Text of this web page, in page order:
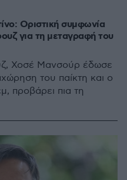
Οριστική συμφωνία
για τη μεταγραφή του
Χοσέ Μανσούρ έδωσε
του παίκτη και ο
προβάρει πια τη